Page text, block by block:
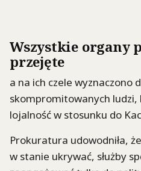
Wszystkie organy
przejęte
a na ich czele wyznaczono
skompromitowanych
lojalność w stosunku do
Prokuratura udowodniła,
w stanie ukrywać, służby